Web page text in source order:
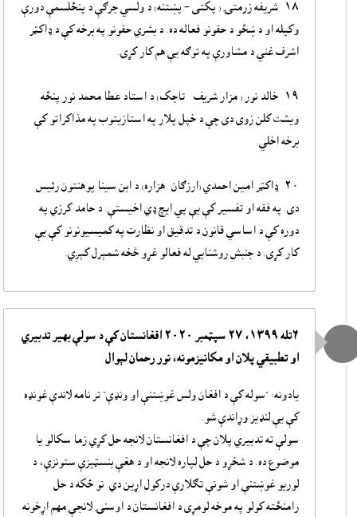
۱۸- شریفه زرمتۍ ( پکتی – پښتنه) د ولسي جرګې د پنځلسمې دورې
وکیله او د ښځو د حقونو فعاله ده. د بشري حقونو په برخه کې د ډاکټر
اشرف غني د مشاورې په توګه یې هم کار کړی.
۱۹- خالد نور ( مزار شریف - تاجک)‌ د استاد عطا محمد نور پنځه
ویشت کلن زوی دی چې د خپل پلار په استازیتوب په مذاکراتو کې
برخه اخلي.
۲۰- ډاکټر امین احمدي (ارزګان- هزاره) د ابن سینا پوهنتون رئیس
دی. په فقه او تفسیر کې یې پي ایچ ډي اخیستې. د حامد کرزي په
دوره کې د اساسي‌ قانون د تدقیق او نظارت په کمیسیونونو کې یې
کار کړی. د جنبش روشنایي‌ له فعالو غړو څخه شمېرل کېږي.
٦تله ١٣٩٩، ٢٧ سپټمبر ٢٠٢٠ افغانستان کې د سولې بهير تدبيري
او تطبيقي پلان او مکانيزمونه، نور رحمان لېوال
يادونه: "سوله کې د افغان ولس غوښتنې او ونډې” تر نامه لاندې غونډه
کې يې لنډيز وړاندې شو.
سولې ته تدبيري پلان چې د افغانستان لانجه حل کړي زما سکالو يا
موضوع ده. د شخړو د حل لپاره لانجه او د هغې بنسټيزې ستونزې، د
لوريو غوښتنې او شونې تګلارې درکول اړين دي. نو ځکه د حل
رامنځته کولو په موخه لومړى د افغانستان د اوسنۍ لانجې مهم اړخونه